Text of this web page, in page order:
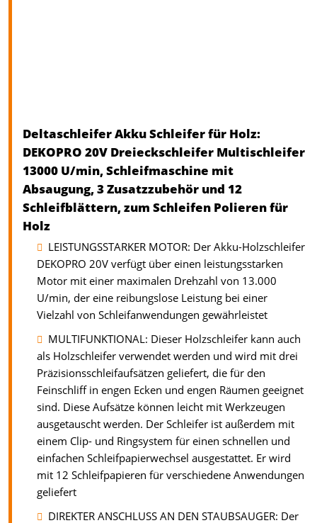
Deltaschleifer Akku Schleifer für Holz:
DEKOPRO 20V Dreieckschleifer Multischleifer
13000 U/min, Schleifmaschine mit
Absaugung, 3 Zusatzzubehör und 12
Schleifblättern, zum Schleifen Polieren für
Holz
LEISTUNGSSTARKER MOTOR: Der Akku-Holzschleifer
DEKOPRO 20V verfügt über einen leistungsstarken
Motor mit einer maximalen Drehzahl von 13.000
U/min, der eine reibungslose Leistung bei einer
Vielzahl von Schleifanwendungen gewährleistet
MULTIFUNKTIONAL: Dieser Holzschleifer kann auch
als Holzschleifer verwendet werden und wird mit drei
Präzisionsschleifaufsätzen geliefert, die für den
Feinschliff in engen Ecken und engen Räumen geeignet
sind. Diese Aufsätze können leicht mit Werkzeugen
ausgetauscht werden. Der Schleifer ist außerdem mit
einem Clip- und Ringsystem für einen schnellen und
einfachen Schleifpapierwechsel ausgestattet. Er wird
mit 12 Schleifpapieren für verschiedene Anwendungen
geliefert
DIREKTER ANSCHLUSS AN DEN STAUBSAUGER: Der